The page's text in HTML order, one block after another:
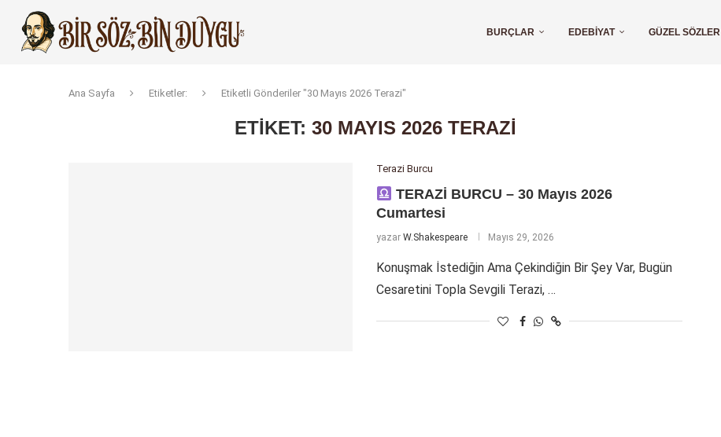
BURÇLAR EDEBIYAT GÜZEL SÖZLER
Ana Sayfa Etiketler: Etiketli Gönderiler "30 Mayıs 2026 Terazi"
ETIKET: 30 MAYIS 2026 TERAZI
Terazi Burcu
TERAZİ BURCU – 30 Mayıs 2026
Cumartesi
yazar W.Shakespeare Mayıs 29, 2026
Konuşmak İstediğin Ama Çekindiğin Bir Şey Var, Bugün
Cesaretini Topla Sevgili Terazi, …